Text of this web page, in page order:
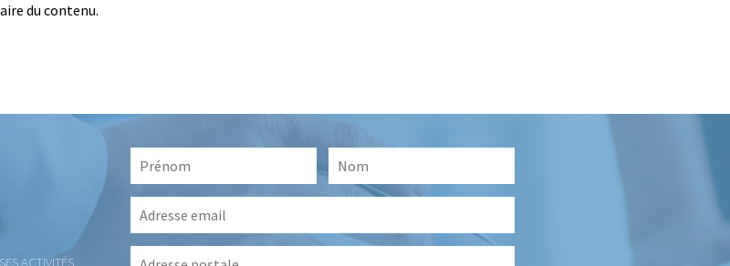
du contenu.
ACTIVITÉS,
Prénom
*
Nom
*
Adresse
email
*Adresse